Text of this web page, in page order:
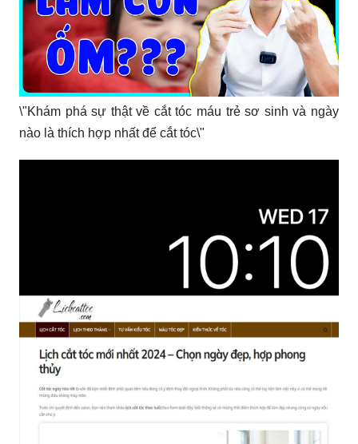
\"Khám phá sự thật về cắt tóc máu trẻ sơ sinh và ngày
nào là thích hợp nhất để cắt tóc\"